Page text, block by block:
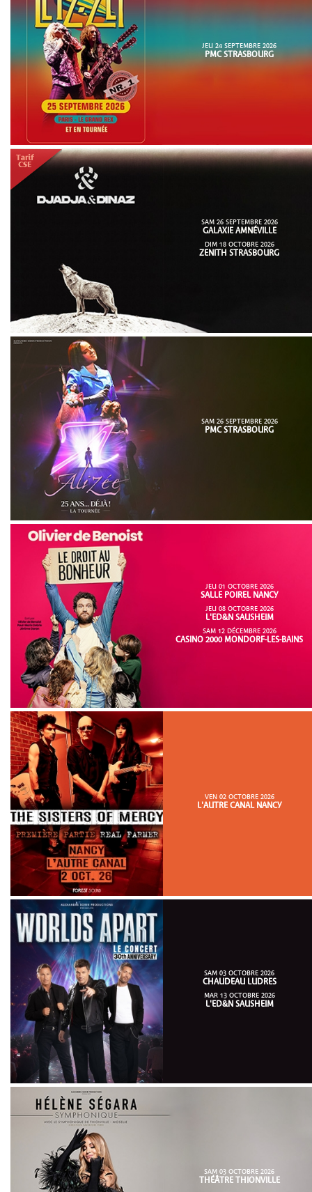
JEU 24 SEPTEMBRE 2026
PMC STRASBOURG
SAM 26 SEPTEMBRE 2026
GALAXIE AMNÉVILLE
DIM 18 OCTOBRE 2026
ZENITH STRASBOURG
SAM 26 SEPTEMBRE 2026
PMC STRASBOURG
JEU 01 OCTOBRE 2026
SALLE POIREL NANCY
JEU 08 OCTOBRE 2026
L'ED&N SAUSHEIM
SAM 12 DÉCEMBRE 2026
CASINO 2000 MONDORF-LES-BAINS
VEN 02 OCTOBRE 2026
L'AUTRE CANAL NANCY
SAM 03 OCTOBRE 2026
CHAUDEAU LUDRES
MAR 13 OCTOBRE 2026
L'ED&N SAUSHEIM
SAM 03 OCTOBRE 2026
THÉÂTRE THIONVILLE